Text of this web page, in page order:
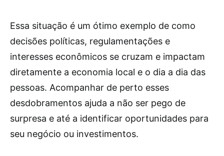
Essa situação é um ótimo exemplo de como
decisões políticas, regulamentações e
interesses econômicos se cruzam e impactam
diretamente a economia local e o dia a dia das
pessoas. Acompanhar de perto esses
desdobramentos ajuda a não ser pego de
surpresa e até a identificar oportunidades para
seu negócio ou investimentos.